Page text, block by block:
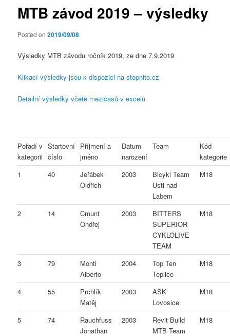
MTB závod 2019 – výsledky
Posted on2019/09/08
Výsledky MTB závodu ročník 2019, ze dne 7.9.2019
Klikací výsledky jsou k dispozici na stopnito.cz
Detailní výsledky včetě mezičasů v excelu
Pořadí v
kategorii
Startovní
číslo
Příjmení a
jméno
Datum
narození
Team
Kód
kategorie
1
40
Jeřábek
Oldřich
2003
Bicykl Team
Usti nad
Labem
M18
2 14
Cmunt
Ondřej
2003
BITTERS
SUPERIOR
CYKLOLIVE
TEAM
M18
3 79
Monti
Alberto
2004
Top Ten
Teplice
M18
4 55
Prchlík
Matěj
2003
ASK
Lovosice
M18
5 74
Rauchfuss
Jonathan
2003
Revit Build
MTB Team
M18